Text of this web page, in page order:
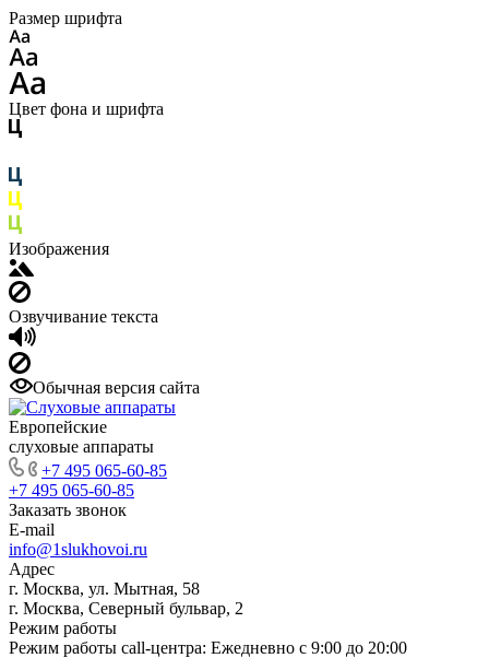
Размер шрифта
Цвет фона и шрифта
Изображения
Озвучивание текста
Обычная версия сайта
Европейские
слуховые аппараты
+7 495 065-60-85
+7 495 065-60-85
Заказать звонок
E-mail
info@1slukhovoi.ru
Адрес
г. Москва, ул. Мытная, 58
г. Москва, Северный бульвар, 2
Режим работы
Режим работы call-центра: Ежедневно с 9:00 до 20:00